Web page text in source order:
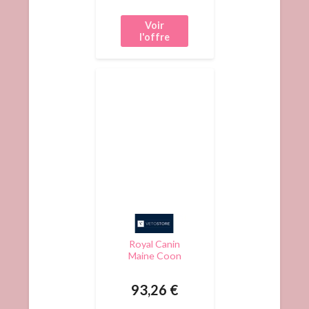
Royal Canin
Maine Coon
Pour Chat 10kg
93,26 €